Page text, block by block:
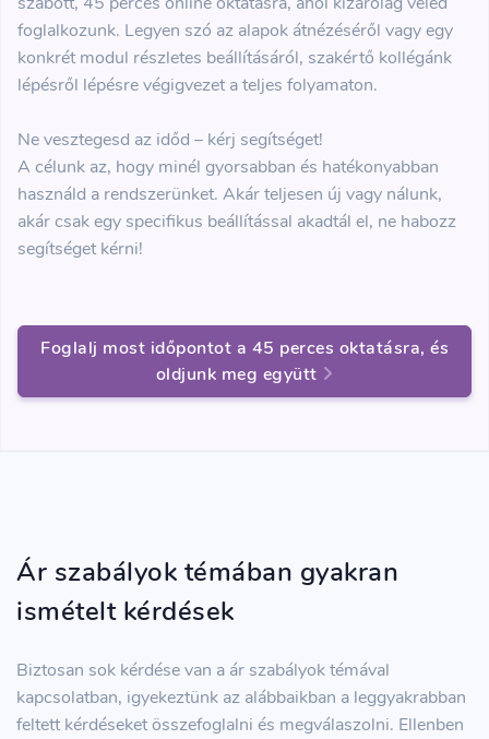
foglalkozunk. Legyen szó az alapok átnézéséről vagy egy
konkrét modul részletes beállításáról, szakértő kollégánk
lépésről lépésre végigvezet a teljes folyamaton.
Ne vesztegesd az időd – kérj segítséget!
A célunk az, hogy minél gyorsabban és hatékonyabban
használd a rendszerünket. Akár teljesen új vagy nálunk,
akár csak egy specifikus beállítással akadtál el, ne habozz
segítséget kérni!
Foglalj most időpontot a 45 perces oktatásra, és
oldjunk meg együtt
Ár szabályok témában gyakran
ismételt kérdések
Biztosan sok kérdése van a ár szabályok témával
kapcsolatban, igyekeztünk az alábbaikban a leggyakrabban
feltett kérdéseket összefoglalni és megválaszolni. Ellenben